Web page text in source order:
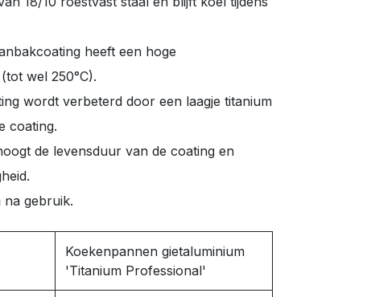
heeft een hoge
wel 250°C).
wordt verbeterd door een laagje titanium
coating.
de levensduur van de coating en
na gebruik.
Koekenpannen gietaluminium
'Titanium Professional'